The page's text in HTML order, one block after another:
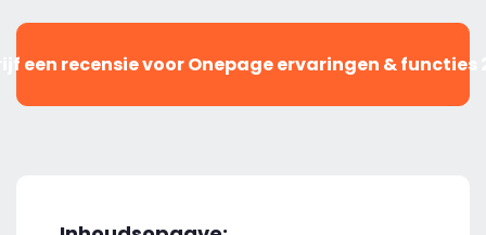
een recensie voor Onepage ervaringen & functies